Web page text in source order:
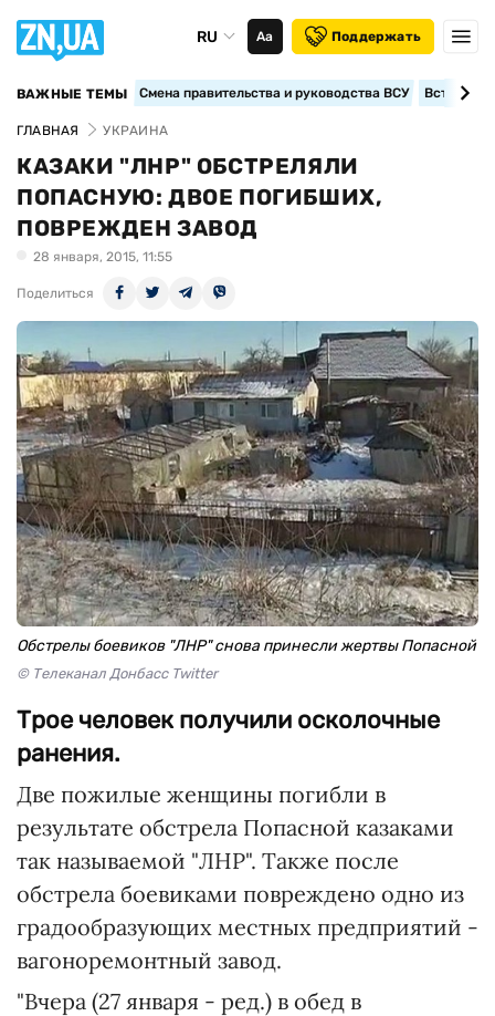
RU Аа Поддержать
ВАЖНЫЕ ТЕМЫ Смена правительства и руководства ВСУ
ГЛАВНАЯ УКРАИНА
КАЗАКИ "ЛНР" ОБСТРЕЛЯЛИ
ПОПАСНУЮ: ДВОЕ ПОГИБШИХ,
ПОВРЕЖДЕН ЗАВОД
28 января, 2015, 11:55
Поделиться
Обстрелы боевиков "ЛНР" снова принесли жертвы Попасной
© Телеканал Донбасс Twitter
Трое человек получили осколочные
ранения.
Две пожилые женщины погибли в
результате обстрела Попасной казаками
так называемой "ЛНР". Также после
обстрела боевиками повреждено одно из
градообразующих местных предприятий -
вагоноремонтный завод.
"Вчера (27 января - ред.) в обед в